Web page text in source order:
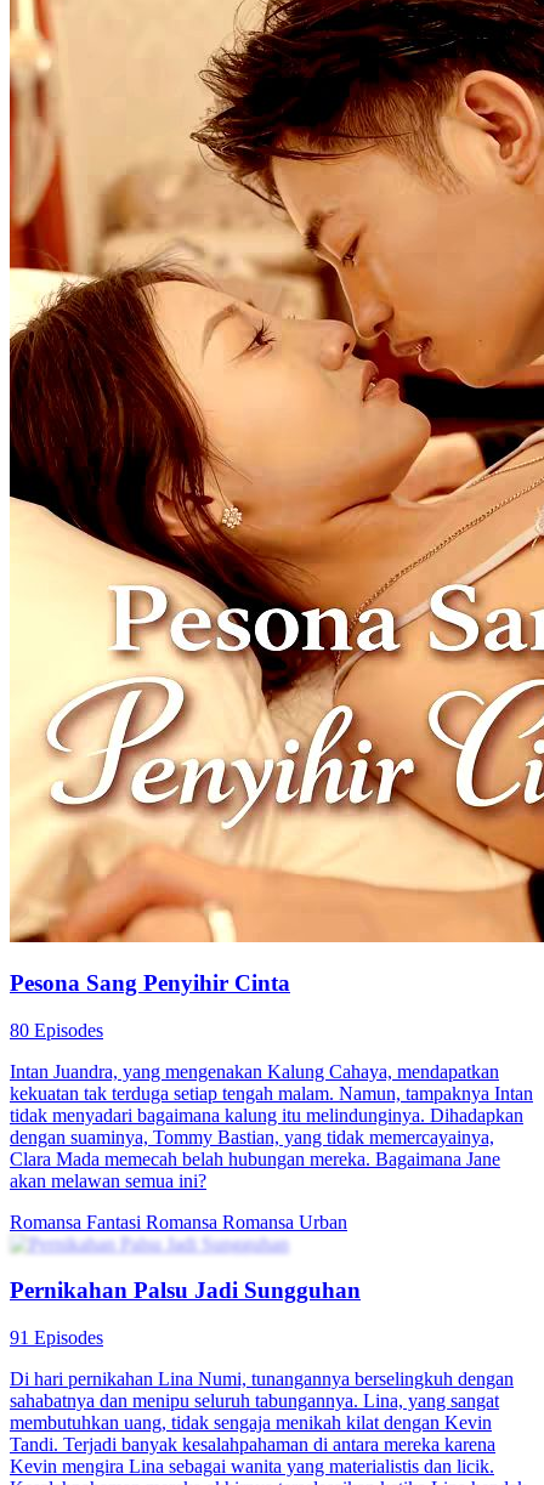
Kekasihku Alienku
80 Episodes
500 tahun yang lalu, Ryan, seorang inspektur dari Planet Harsa,
melanggar aturan ketat planet itu dengan jatuh cinta pada seorang
manusia bumi bernama Ella Cipto. Kisah cinta mereka berubah
tragis ketika mereka menjadi target perburuan, yang kemudian
menyebabkan kematian Ella. 500 tahun kemudian, Ryan
mengetahui bahwa jiwa Ella telah bereinkarnasi di masa sekarang.
Kali ini, mereka siap untuk melawan segalanya demi menghidupkan
kembali cinta mereka yang dulu.
Romansa FantasiRomansa Romansa Urban
Habis Cerai Jadi Sadar
76 Episodes